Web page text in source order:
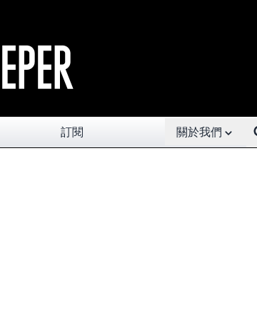
訂閱
Open About menu
關於我們